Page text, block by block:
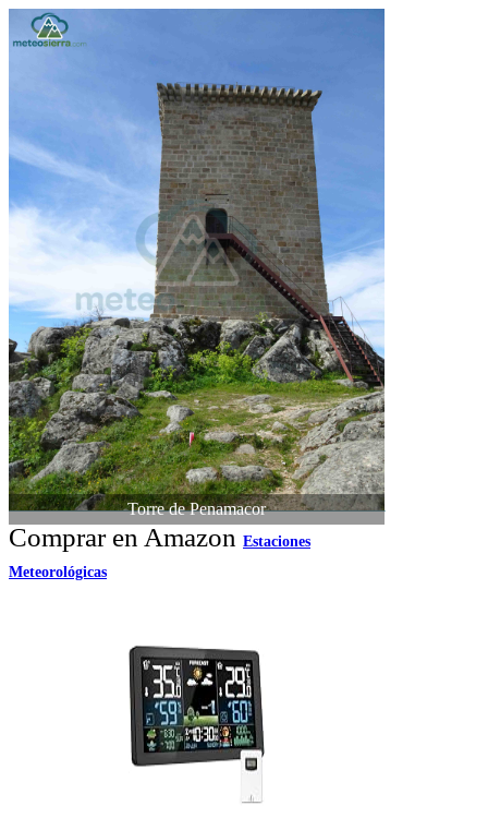
Torre de Penamacor
Comprar en Amazon Estaciones
Meteorológicas